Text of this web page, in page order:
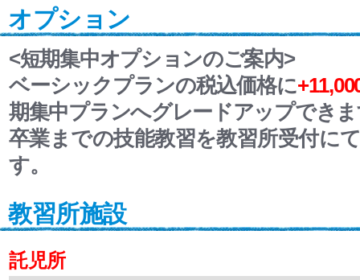
オプション
<短期集中オプションのご案内>
ベーシックプランの税込価格に
期集中プランへグレードアップでき
卒業までの技能教習を教習所受付に
す。
教習所施設
託児所